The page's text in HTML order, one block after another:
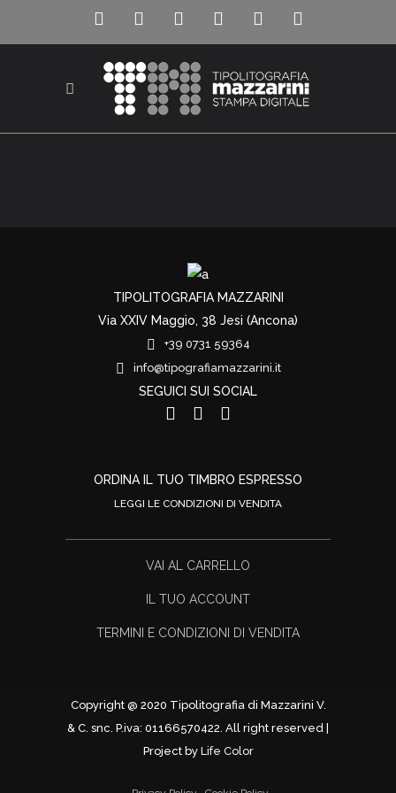
TIPOLITOGRAFIA MAZZARINI
Via XXIV Maggio, 38 Jesi (Ancona)
+39 0731 59364
info@tipografiamazzarini.it
SEGUICI SUI SOCIAL
ORDINA IL TUO TIMBRO ESPRESSO
LEGGI LE CONDIZIONI DI VENDITA
VAI AL CARRELLO
IL TUO ACCOUNT
TERMINI E CONDIZIONI DI VENDITA
Copyright @ 2020 Tipolitografia di Mazzarini V.
& C. snc. P.iva: 01166570422. All right reserved |
Project by Life Color